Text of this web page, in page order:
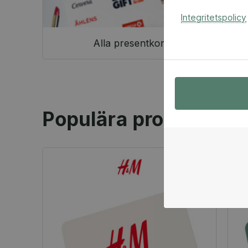
Integritetspolicy
Alla presentkort
Populära produkter